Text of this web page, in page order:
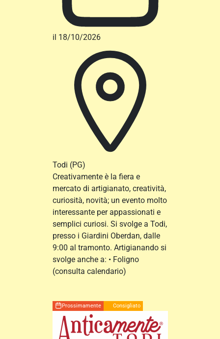
il 18/10/2026
Todi (PG)
Creativamente è la fiera e
mercato di artigianato, creatività,
curiosità, novità; un evento molto
interessante per appassionati e
semplici curiosi. Si svolge a Todi,
presso i Giardini Oberdan, dalle
9:00 al tramonto. Artigianando si
svolge anche a: • Foligno
(consulta calendario)
Prossimamente Consigliato